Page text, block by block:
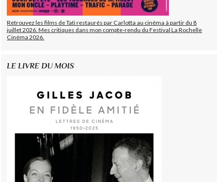
Retrouvez les films de Tati restaurés par Carlotta au cinéma à partir du 8
juillet 2026. Mes critiques dans mon compte-rendu du Festival La Rochelle
Cinéma 2026.
LE LIVRE DU MOIS